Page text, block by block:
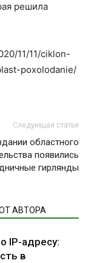
решила
11/11/ciklon-
poxolodanie/
Следующая статья
областного
появились
гирлянды
АВТОРА
IP-адресу:
в